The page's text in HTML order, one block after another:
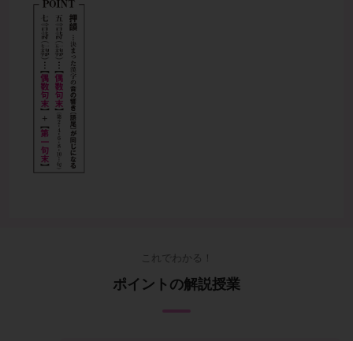
これでわかる！
ポイントの解説授業